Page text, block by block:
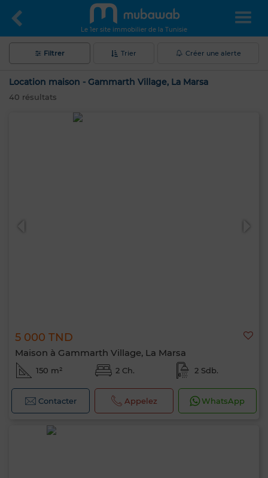
Le 1er site immobilier de la Tunisie
Filtrer Trier Créer une alerte
Location maison - Gammarth Village, La Marsa
40 résultats
5 000 TND
Maison à Gammarth Village, La Marsa
150 m² 2 Ch. 2 Sdb.
Contacter Appelez WhatsApp